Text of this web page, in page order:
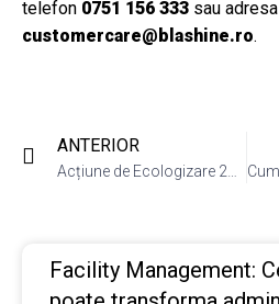
telefon 0751 156 333 sau
customercare@blashine.ro.
ANTERIOR
Facility Management: